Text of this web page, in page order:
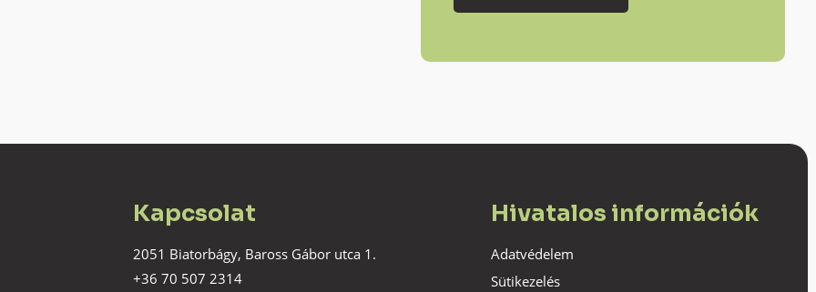
Kapcsolat
2051 Biatorbágy, Baross Gábor utca 1.
+36 70 507 2314
Hivatalos információk
Adatvédelem
Sütikezelés